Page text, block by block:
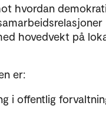
hvordan
hovedvekt på
er:
i offentlig